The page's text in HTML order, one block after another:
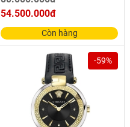
54.500.000đ
Còn hàng
-59%